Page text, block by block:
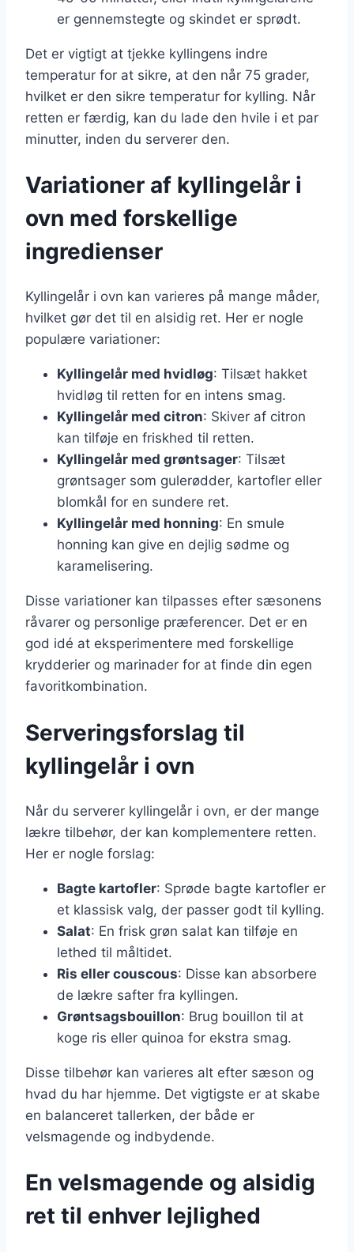
er gennemstegte og skindet er sprødt.
Det er vigtigt at tjekke kyllingens indre
temperatur for at sikre, at den når 75 grader,
hvilket er den sikre temperatur for kylling. Når
retten er færdig, kan du lade den hvile i et par
minutter, inden du serverer den.
Variationer af kyllingelår i
ovn med forskellige
ingredienser
Kyllingelår i ovn kan varieres på mange måder,
hvilket gør det til en alsidig ret. Her er nogle
populære variationer:
Kyllingelår med hvidløg: Tilsæt hakket
hvidløg til retten for en intens smag.
Kyllingelår med citron: Skiver af citron
kan tilføje en friskhed til retten.
Kyllingelår med grøntsager: Tilsæt
grøntsager som gulerødder, kartofler eller
blomkål for en sundere ret.
Kyllingelår med honning: En smule
honning kan give en dejlig sødme og
karamelisering.
Disse variationer kan tilpasses efter sæsonens
råvarer og personlige præferencer. Det er en
god idé at eksperimentere med forskellige
krydderier og marinader for at finde din egen
favoritkombination.
Serveringsforslag til
kyllingelår i ovn
Når du serverer kyllingelår i ovn, er der mange
lækre tilbehør, der kan komplementere retten.
Her er nogle forslag:
Bagte kartofler: Sprøde bagte kartofler er
et klassisk valg, der passer godt til kylling.
Salat: En frisk grøn salat kan tilføje en
lethed til måltidet.
Ris eller couscous: Disse kan absorbere
de lækre safter fra kyllingen.
Grøntsagsbouillon: Brug bouillon til at
koge ris eller quinoa for ekstra smag.
Disse tilbehør kan varieres alt efter sæson og
hvad du har hjemme. Det vigtigste er at skabe
en balanceret tallerken, der både er
velsmagende og indbydende.
En velsmagende og alsidig
ret til enhver lejlighed